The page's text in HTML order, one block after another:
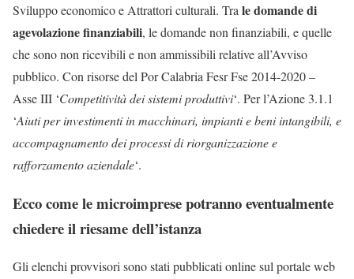
Sviluppo economico e Attrattori culturali. Tra le domande di
agevolazione finanziabili, le domande non finanziabili, e quelle
che sono non ricevibili e non ammissibili relative all’Avviso
pubblico. Con risorse del Por Calabria Fesr Fse 2014-2020 –
Asse III ‘Competitività dei sistemi produttivi‘. Per l’Azione 3.1.1
‘Aiuti per investimenti in macchinari, impianti e beni intangibili, e
accompagnamento dei processi di riorganizzazione e
rafforzamento aziendale‘.
Ecco come le microimprese potranno eventualmente
chiedere il riesame dell’istanza
Gli elenchi provvisori sono stati pubblicati online sul portale web